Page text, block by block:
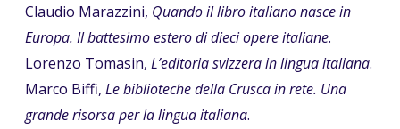
Claudio Marazzini, Quando il libro italiano nasce in
Europa. Il battesimo estero di dieci opere italiane.
Lorenzo Tomasin, L’editoria svizzera in lingua italiana.
Marco Biffi, Le biblioteche della Crusca in rete. Una
grande risorsa per la lingua italiana.